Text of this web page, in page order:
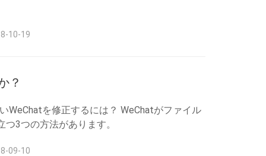
10-19
？
WeChatを修正するには？ WeChatがファイル
3つの方法があります。
09-10